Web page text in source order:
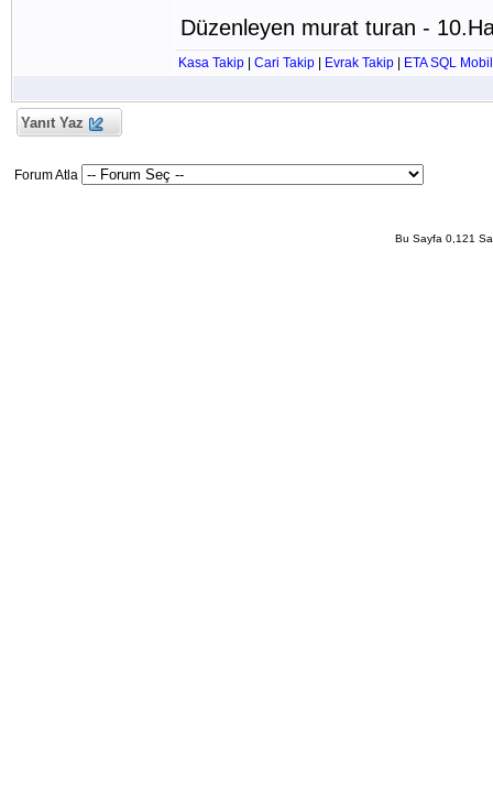
Düzenleyen murat turan -
Kasa Takip Cari Takip Evrak Takip ETA SQL Mobil
Yanıt Yaz
Forum Atla
Bu Sayfa 0,121